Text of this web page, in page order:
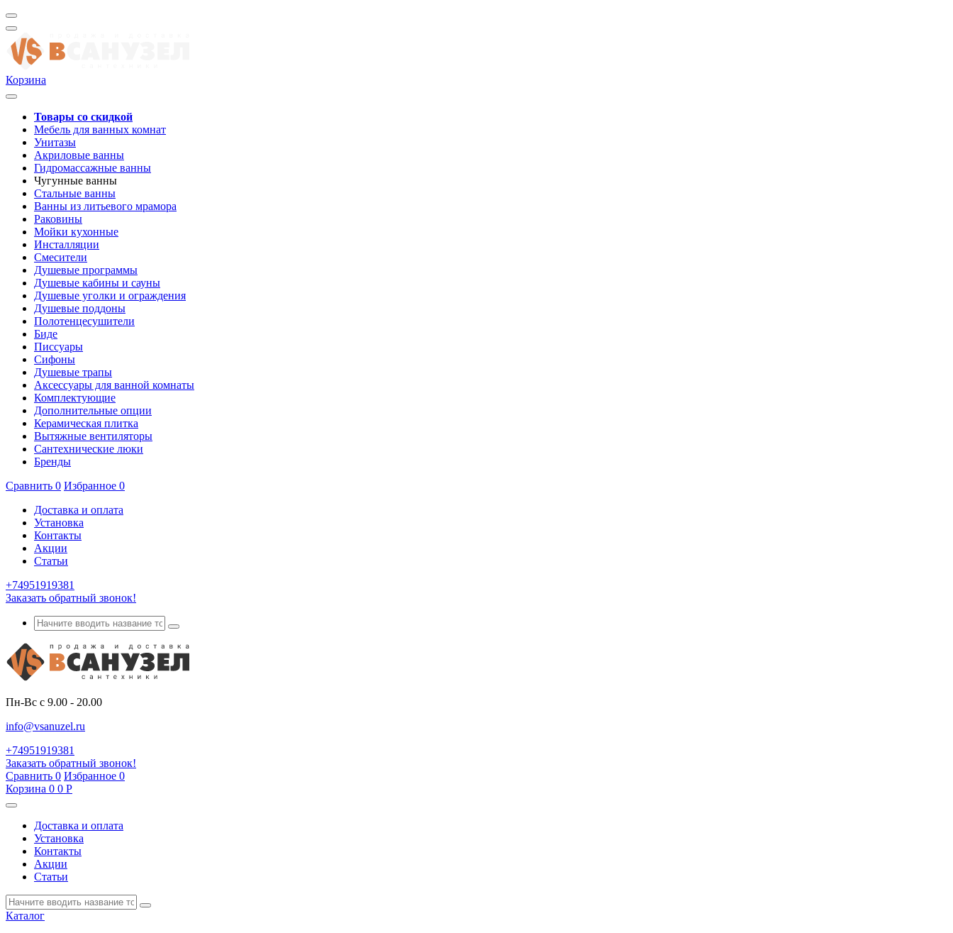
Корзина
Товары со скидкой
Мебель для ванных комнат
Унитазы
Акриловые ванны
Гидромассажные ванны
Чугунные ванны
Стальные ванны
Ванны из литьевого мрамора
Раковины
Мойки кухонные
Инсталляции
Смесители
Душевые программы
Душевые кабины и сауны
Душевые уголки и ограждения
Душевые поддоны
Полотенцесушители
Биде
Писсуары
Сифоны
Душевые трапы
Аксессуары для ванной комнаты
Комплектующие
Дополнительные опции
Керамическая плитка
Вытяжные вентиляторы
Сантехнические люки
Бренды
Сравнить 0 Избранное 0
Доставка и оплата
Установка
Контакты
Акции
Статьи
+74951919381
Заказать обратный звонок!
Пн-Вс с 9.00 - 20.00
info@vsanuzel.ru
+74951919381
Заказать обратный звонок!
Сравнить 0 Избранное 0
Корзина 0 0 Р
Доставка и оплата
Установка
Контакты
Акции
Статьи
Каталог